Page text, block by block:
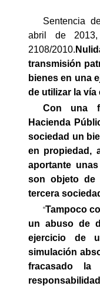
Sentencia
abril de
2108/2010.
transmisión
bienes en una
de utilizar la vía
Con una
Hacienda
sociedad un
en propiedad,
aportante
son objeto de
tercera
“Tampoco
un abuso de
ejercicio de
simulación
fracasado